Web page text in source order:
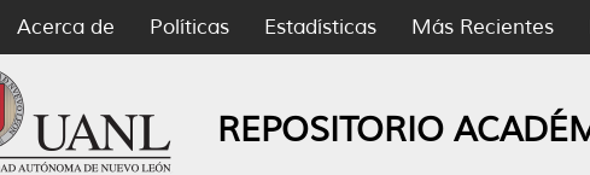
Acerca de Políticas Estadísticas Más Recientes
REPOSITORIO